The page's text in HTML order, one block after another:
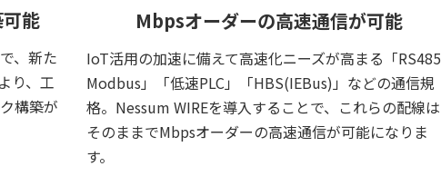
能
、新た
り、工
構築が
Mbpsオーダーの高速通信が可能
IoT活用の加速に備えて高速化ニーズが高まる「RS485
Modbus」「低速PLC」「HBS(IEBus)」などの通信規
格。Nessum WIREを導入することで、これらの配線は
そのままでMbpsオーダーの高速通信が可能になりま
す。